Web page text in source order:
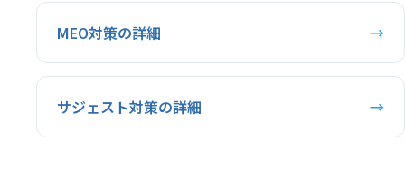
MEO対策の詳細 →
サジェスト対策の詳細 →